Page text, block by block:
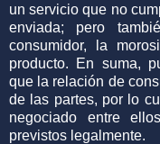
un servicio que no
enviada; pero
consumidor, la
producto. En suma,
que la relación de
de las partes, por lo
negociado entre
previstos legalmente.